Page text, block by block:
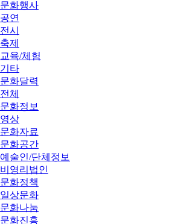
문화행사
공연
전시
축제
교육/체험
기타
문화달력
전체
문화정보
영상
문화자료
문화공간
예술인/단체정보
비영리법인
문화정책
일상문화
문화나눔
문화진흥